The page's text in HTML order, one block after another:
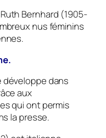
Bernhard (1905-
nus féminins
développe dans
aux
qui ont permis
la presse.